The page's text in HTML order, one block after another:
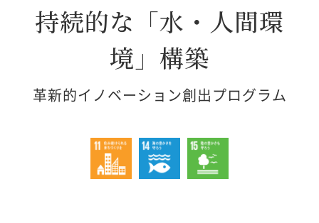
持続的な「水・人間環
境」構築
革新的イノベーション創出プログラム